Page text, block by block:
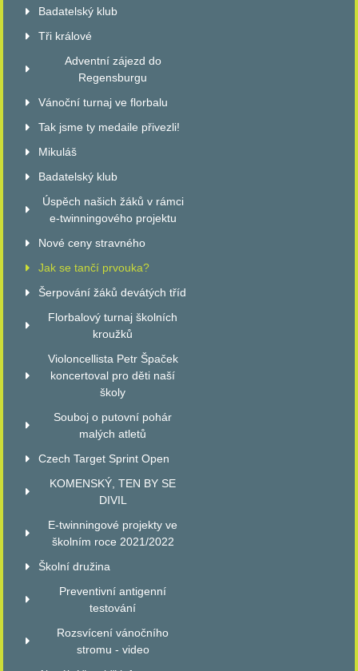
Badatelský klub
Tři králové
Adventní zájezd do
Regensburgu
Vánoční turnaj ve florbalu
Tak jsme ty medaile přivezli!
Mikuláš
Badatelský klub
Úspěch našich žáků v rámci
e-twinningového projektu
Nové ceny stravného
Jak se tančí prvouka?
Šerpování žáků devátých tříd
Florbalový turnaj školních
kroužků
Violoncellista Petr Špaček
koncertoval pro děti naší
školy
Souboj o putovní pohár
malých atletů
Czech Target Sprint Open
KOMENSKÝ, TEN BY SE
DIVIL
E-twinningové projekty ve
školním roce 2021/2022
Školní družina
Preventivní antigenní
testování
Rozsvícení vánočního
stromu - video